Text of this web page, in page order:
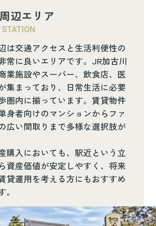
辺エリア
は交通アクセスと生活利便性の
常に良いエリアです。JR加古川
業施設やスーパー、飲食店、医
集まっており、日常生活に必要
圏内に揃っています。賃貸物件
身者向けのマンションからファ
広い間取りまで多様な選択肢が
購入においても、駅近という立
資産価値が安定しやすく、将来
貸運用を考える方にもおすすめ